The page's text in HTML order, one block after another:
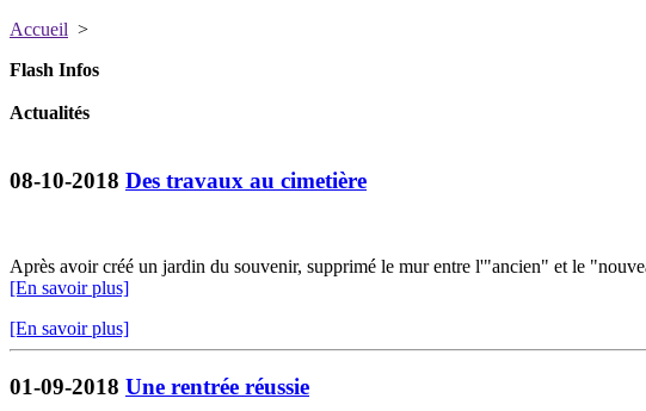
Accueil >
Flash Infos
Actualités
08-10-2018 Des travaux au cimetière
Après avoir créé un jardin du souvenir, supprimé le mur entre l'"ancien" et le
[En savoir plus]
[En savoir plus]
01-09-2018 Une rentrée réussie